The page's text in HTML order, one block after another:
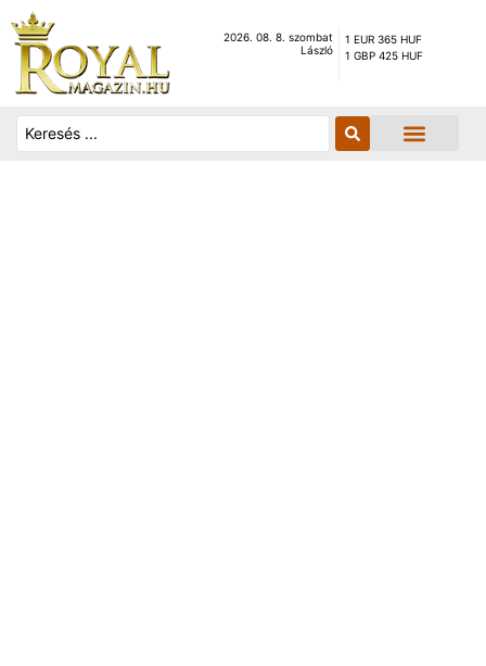
2026. 08. 8. szombat
László
1 EUR 365 HUF
1 GBP 425 HUF